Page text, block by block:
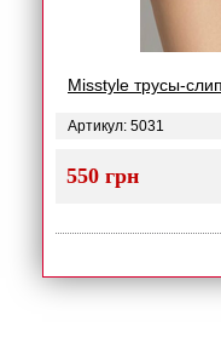
Misstyle трусы-
Артикул: 5031
550 грн